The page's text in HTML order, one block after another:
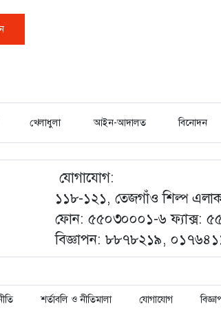
খেলাধুলা আইন-আদালত বিনোদন
যোগাযোগ:
১১৮-১২১, তেজগাঁও শিল্প
ফোন: ৫৫০৩০০০১-৬ ফ্যাক্স:
বিজ্ঞাপন: ৮৮৭৮২১৯,
শর্তাবলি ও নীতিমালা যোগাযোগ